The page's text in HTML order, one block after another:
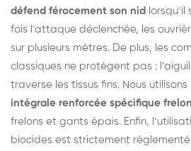
défend férocement son nid
fois l’attaque déclenchée, les
sur plusieurs mètres. De plus, les
classiques ne protègent pas :
traverse les tissus fins. Nous utilisons
intégrale renforcée spécifique
frelons et gants épais. Enfin,
biocides est strictement